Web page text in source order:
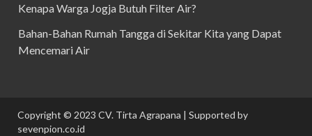
Kenapa Warga Jogja Butuh Filter Air?
Bahan-Bahan Rumah Tangga di Sekitar Kita yang Dapat
Mencemari Air
Copyright © 2023 CV. Tirta Agrapana | Supported by
sevenpion.co.id